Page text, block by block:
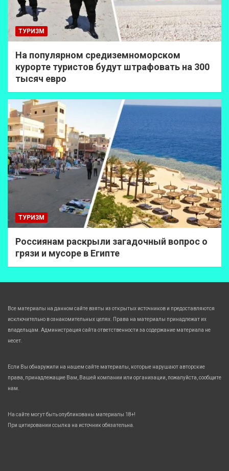
ТУРИЗМ
На популярном средиземноморском
курорте туристов будут штрафовать на 300
тысяч евро
ТУРИЗМ
Россиянам раскрыли загадочный вопрос о
грязи и мусоре в Египте
Все материалы на данном сайте взяты из открытых источников и предоставляются
исключительно в ознакомительных целях. Права на материалы принадлежат их
владельцам. Администрация сайта ответственности за содержание материала не
несет.
Если Вы обнаружили на нашем сайте материалы, которые нарушают авторские
права, принадлежащие Вам, Вашей компании или организации, пожалуйста, сообщите
нам.
На сайте могут быть опубликованы материалы 18+!
При цитировании ссылка на источник обязательна.